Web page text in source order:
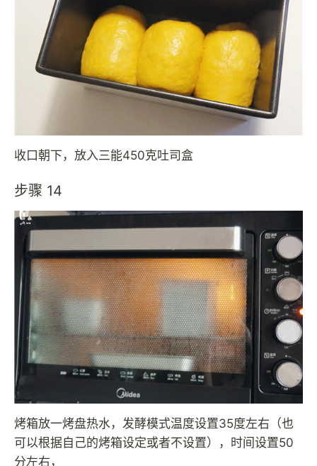
收口朝下，放入三能450克吐司盒
步骤 14
烤箱放一烤盘热水，发酵模式温度设置35度左右（也
可以根据自己的烤箱设定或者不设置），时间设置50
分左右，